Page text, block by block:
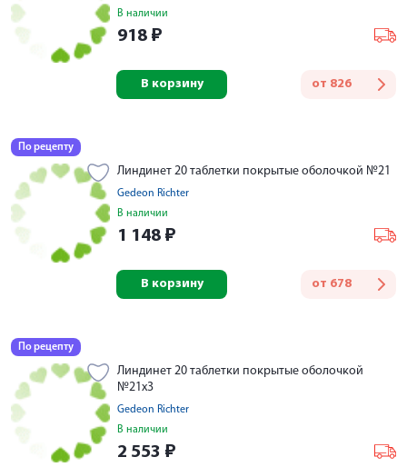
В наличии
918 ₽
от 826
В корзину
По рецепту
Линдинет 20 таблетки покрытые оболочкой №21
Gedeon Richter
В наличии
1 148 ₽
от 678
В корзину
По рецепту
Линдинет 20 таблетки покрытые оболочкой
№21х3
Gedeon Richter
В наличии
2 553 ₽